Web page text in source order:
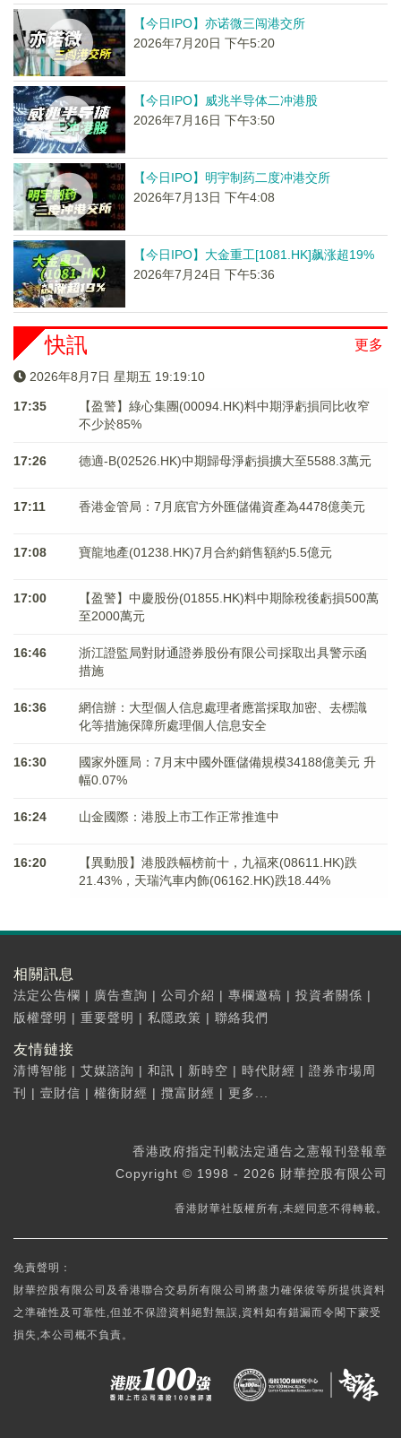
【今日IPO】亦诺微三闯港交所
2026年7月20日 下午5:20
【今日IPO】威兆半导体二冲港股
2026年7月16日 下午3:50
【今日IPO】明宇制药二度冲港交所
2026年7月13日 下午4:08
【今日IPO】大金重工[1081.HK]飙涨超19%
2026年7月24日 下午5:36
更多
快訊
2026年8月7日 星期五 19:19:10
17:35
【盈警】綠心集團(00094.HK)料中期淨虧損同比收窄
不少於85%
17:26 德適-B(02526.HK)中期歸母淨虧損擴大至5588.3萬元
17:11 香港金管局：7月底官方外匯儲備資產為4478億美元
17:08 寶龍地產(01238.HK)7月合約銷售額約5.5億元
17:00
【盈警】中慶股份(01855.HK)料中期除稅後虧損500萬
至2000萬元
16:46
浙江證監局對財通證券股份有限公司採取出具警示函
措施
16:36
網信辦：大型個人信息處理者應當採取加密、去標識
化等措施保障所處理個人信息安全
16:30
國家外匯局：7月末中國外匯儲備規模34188億美元 升
幅0.07%
16:24 山金國際：港股上市工作正常推進中
16:20
【異動股】港股跌幅榜前十，九福來(08611.HK)跌
21.43%，天瑞汽車内飾(06162.HK)跌18.44%
相關訊息
法定公告欄 | 廣告查詢 | 公司介紹 | 專欄邀稿 | 投資者關係 |
版權聲明 | 重要聲明 | 私隱政策 | 聯絡我們
友情鏈接
清博智能 | 艾媒諮詢 | 和訊 | 新時空 | 時代財經 | 證券市場周
刊
| 壹財信 | 權衡財經 | 攬富財經 | 更多...
香港政府指定刊載法定通告之憲報刊登報章
Copyright © 1998 - 2026 財華控股有限公司
香港財華社版權所有,未經同意不得轉載。
免責聲明：
財華控股有限公司及香港聯合交易所有限公司將盡力確保彼等所提供資料
之準確性及可靠性,但並不保證資料絕對無誤,資料如有錯漏而令閣下蒙受
損失,本公司概不負責。